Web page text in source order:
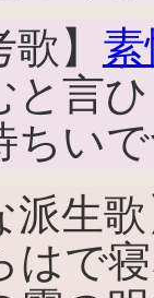
歌】
と言
ちい
派生
はで